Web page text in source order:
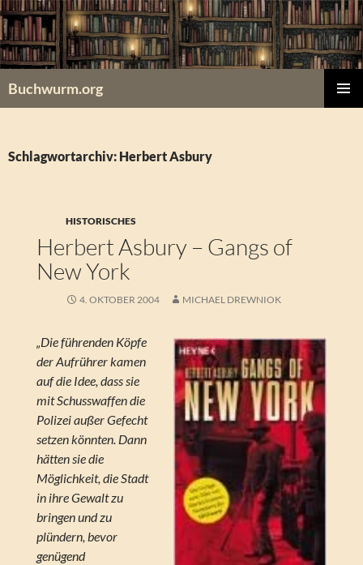
Zum
Inhalt
springen
Buchwurm.org
Schlagwortarchiv: Herbert Asbury
HISTORISCHES
Herbert Asbury – Gangs of
New York
4. OKTOBER 2004 MICHAEL DREWNIOK
„Die führenden Köpfe
der Aufrührer kamen
auf die Idee, dass sie
mit Schusswaffen die
Polizei außer Gefecht
setzen könnten. Dann
hätten sie die
Möglichkeit, die Stadt
in ihre Gewalt zu
bringen und zu
plündern, bevor
genügend